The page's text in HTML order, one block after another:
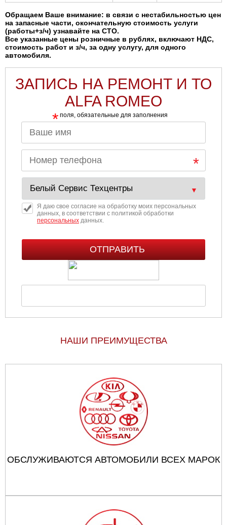
Тольятти
Тула
Тюмень
Ульяновск
Чебоксары
Челябинск
Череповец
Ярославль
Обращаем Ваше внимание: в связи с нестабильностью цен
на запасные части, окончательную стоимость услуги
(работы+з/ч) узнавайте на СТО.
Все указанные цены розничные в рублях, включают НДС,
стоимость работ и з/ч, за одну услугу, для одного
автомобиля.
ЗАПИСЬ НА РЕМОНТ И ТО
ALFA ROMEO
* поля, обязательные для заполнения
Я даю свое согласие на обработку моих персональных
данных, в соответствии с политикой обработки
персональныхданных.
НАШИ ПРЕИМУЩЕСТВА
ОБСЛУЖИВАЮТСЯ АВТОМОБИЛИ ВСЕХ МАРОК